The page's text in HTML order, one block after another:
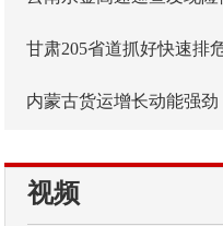
内蒙古货运增长动能强劲
视频